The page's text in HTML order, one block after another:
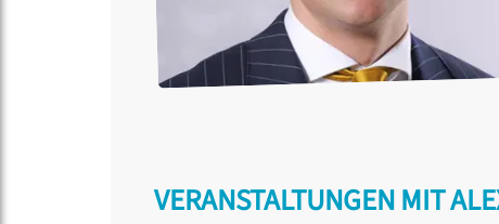
VERANSTALTUNGEN MIT